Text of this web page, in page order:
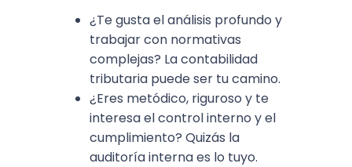
¿Te gusta el análisis profundo y
trabajar con normativas
complejas? La contabilidad
tributaria puede ser tu camino.
¿Eres metódico, riguroso y te
interesa el control interno y el
cumplimiento? Quizás la
auditoría interna es lo tuyo.